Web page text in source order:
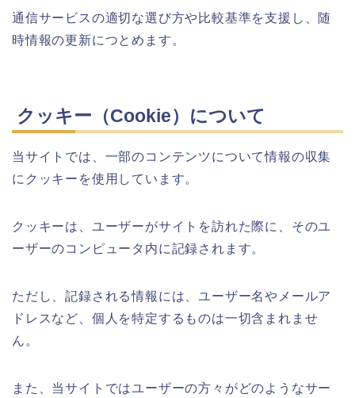
通信サービスの適切な選び方や比較基準を支援し、随
時情報の更新につとめます。
クッキー（Cookie）について
当サイトでは、一部のコンテンツについて情報の収集
にクッキーを使用しています。
クッキーは、ユーザーがサイトを訪れた際に、そのユ
ーザーのコンピュータ内に記録されます。
ただし、記録される情報には、ユーザー名やメールア
ドレスなど、個人を特定するものは一切含まれませ
ん。
また、当サイトではユーザーの方々がどのようなサー